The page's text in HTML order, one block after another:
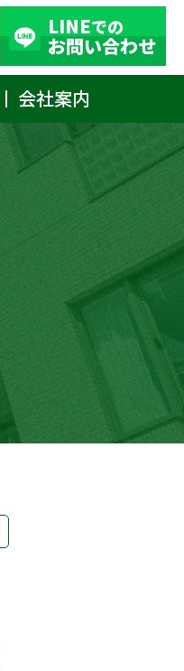
LINEでの
お問い合わせ
会社案内